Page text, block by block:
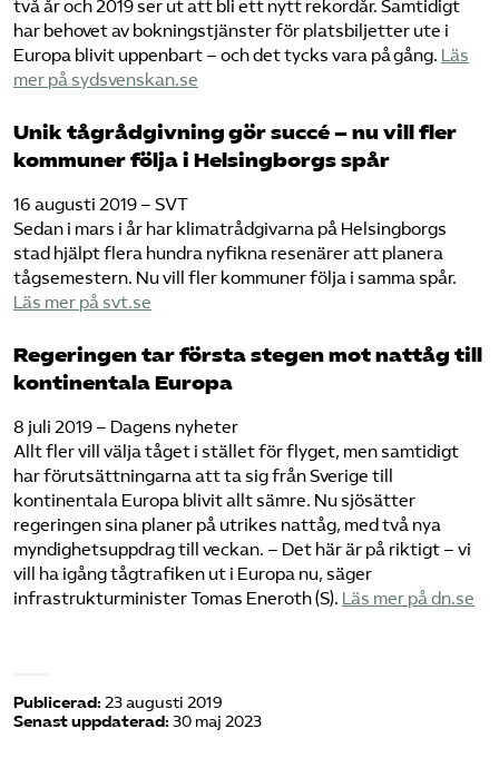
två år och 2019 ser ut att bli ett nytt rekordår. Samtidigt
har behovet av bokningstjänster för platsbiljetter ute i
Europa blivit uppenbart – och det tycks vara på gång. Läs
mer på sydsvenskan.se
Unik tågrådgivning gör succé – nu vill fler
kommuner följa i Helsingborgs spår
16 augusti 2019 – SVT
Sedan i mars i år har klimatrådgivarna på Helsingborgs
stad hjälpt flera hundra nyfikna resenärer att planera
tågsemestern. Nu vill fler kommuner följa i samma spår.
Läs mer på svt.se
Regeringen tar första stegen mot nattåg till
kontinentala Europa
8 juli 2019 – Dagens nyheter
Allt fler vill välja tåget i stället för flyget, men samtidigt
har förutsättningarna att ta sig från Sverige till
kontinentala Europa blivit allt sämre. Nu sjösätter
regeringen sina planer på utrikes nattåg, med två nya
myndighetsuppdrag till veckan. – Det här är på riktigt – vi
vill ha igång tågtrafiken ut i Europa nu, säger
infrastrukturminister Tomas Eneroth (S). Läs mer på dn.se
Publicerad: 23 augusti 2019
Senast uppdaterad: 30 maj 2023